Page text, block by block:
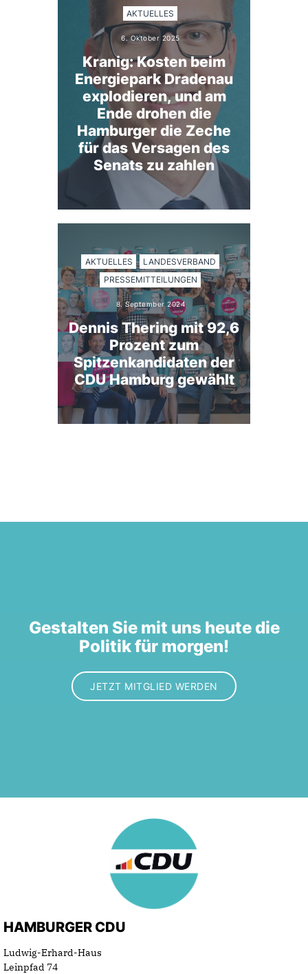
AKTUELLES
6. Oktober 2025
Kranig: Kosten beim
Energiepark Dradenau
explodieren, und am
Ende drohen die
Hamburger die Zeche
für das Versagen des
Senats zu zahlen
AKTUELLES
LANDESVERBAND
PRESSEMITTEILUNGEN
8. September 2024
Dennis Thering mit 92,6
Prozent zum
Spitzenkandidaten der
CDU Hamburg gewählt
Gestalten Sie mit uns heute die
Politik für morgen!
JETZT MITGLIED WERDEN
HAMBURGER CDU
Ludwig-Erhard-Haus
Leinpfad 74